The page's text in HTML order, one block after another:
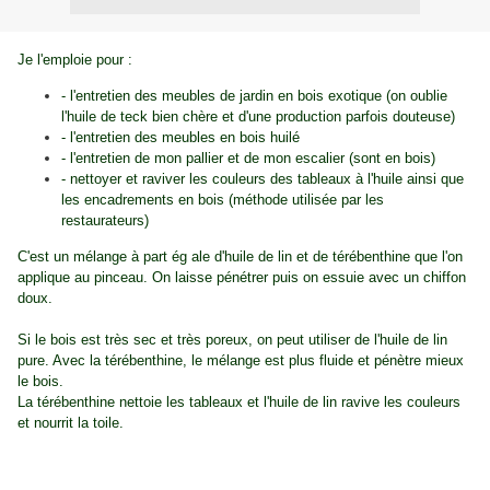
Je l'emploie pour :
- l'entretien des meubles de jardin en bois exotique (on oublie
l'huile de teck bien chère et d'une production parfois douteuse)
- l'entretien des meubles en bois huilé
- l'entretien de mon pallier et de mon escalier (sont en bois)
- nettoyer et raviver les couleurs des tableaux à l'huile ainsi que
les encadrements en bois (méthode utilisée par les
restaurateurs)
C'est un mélange à part ég ale d'huile de lin et de térébenthine que l'on
applique au pinceau. On laisse pénétrer puis on essuie avec un chiffon
doux.
Si le bois est très sec et très poreux, on peut utiliser de l'huile de lin
pure. Avec la térébenthine, le mélange est plus fluide et pénètre mieux
le bois.
La térébenthine nettoie les tableaux et l'huile de lin ravive les couleurs
et nourrit la toile.